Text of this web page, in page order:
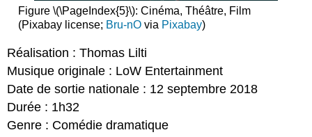
Figure \(\PageIndex{5}\): Cinéma, Théâtre, Film
(Pixabay license; Bru-nOvia Pixabay)
Réalisation : Thomas Lilti
Musique originale : LoW Entertainment
Date de sortie nationale : 12 septembre 2018
Durée : 1h32
Genre : Comédie dramatique